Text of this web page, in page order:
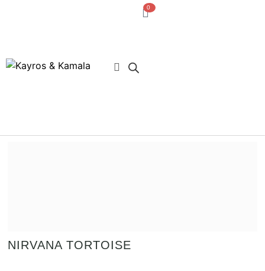
0
NIRVANA TORTOISE